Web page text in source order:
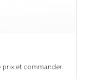
prix et commander.